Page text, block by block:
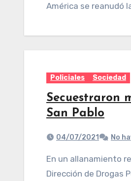
América se reanudó
Policiales Sociedad
Secuestraron
San Pablo
04/07/2021 No
En un allanamiento realizado este sábado en la ciudad de San Pablo, personal policial de la
Dirección de Drogas